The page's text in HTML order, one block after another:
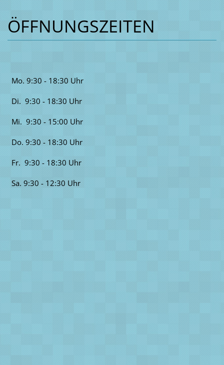
ÖFFNUNGSZEITEN
Mo. 9:30 - 18:30 Uhr
Di. 9:30 - 18:30 Uhr
Mi. 9:30 - 15:00 Uhr
Do. 9:30 - 18:30 Uhr
Fr. 9:30 - 18:30 Uhr
Sa. 9:30 - 12:30 Uhr